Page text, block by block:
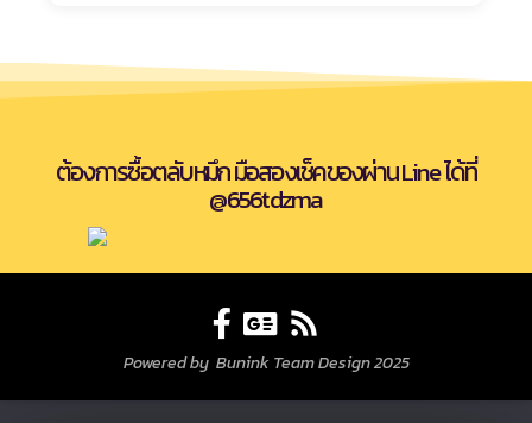
ต้องการซื้อตลับหมึก มือสองเช็คของผ่าน Line ได้ที่
@656tdzma
Powered by Bunink Team Design 2025